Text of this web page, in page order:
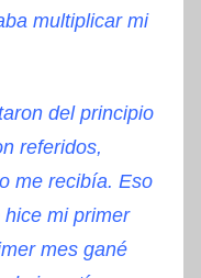
multiplicar mi
del principio
referidos,
me recibía. Eso
mi primer
mes gané